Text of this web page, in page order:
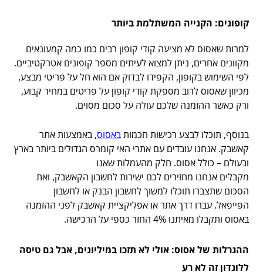
קופונים: הקנייה המשתלמת ביותר
למרות שאסוס לא מציעה קודי קופון רבים כמו כמה קמעונאים
מקוונים אחרים, ניתן למצוא לעיתים מספר קופונים אטרקטיביים.
לפי השימוש בקופון, הקפידו לבדוק אם הוא חל על פריטי מבצע,
מכיוון שאסוס לרוב מספקת קודי קופון על פריטים במחיר קבוע,
ורק כאשר ההזמנה שלכם עולה על סכום מסוים.
בנוסף, תוכלו לבצע רכישות חכמותבאסוס, באמצעות אתר
קאשבק. אנחנו עובדים עם אתרי האי קומרס הגדולים ביותר בארץ
ובעולם – כולל אסוס. חלק מהעמלות שאנו
מקבלים אנחנו מחזירים לכם ישירות לחשבון הקאשבק, ואת
הסכום שתצברו תוכלו למשוך לחשבון הבנק או לחשבון
הפייפאל. עברו דרך אתר או אפליקציית קאשבק לפני ההזמנה
באסוס ותקבלו מאיתנו 4% החזר כספי על הרכישה.
ההגרלות של אסוס: אולי לא תזכו במיליונים, אבל גם טיסה
ללונדון זה לא רע